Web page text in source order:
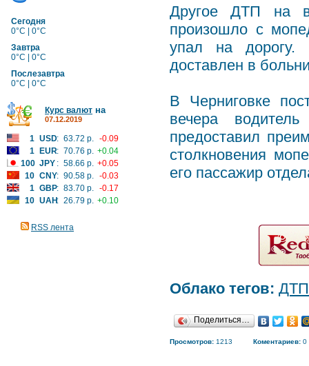
Сегодня
0°C | 0°C
Завтра
0°C | 0°C
Послезавтра
0°C | 0°C
Курс валют на
07.12.2019
1 USD: 63.72 р. -0.09
1
EUR: 70.76 р. +0.04
100 JPY : 58.66 р. +0.05
10 CNY: 90.58 р. -0.03
1 GBP: 83.70 р. -0.17
10 UAH: 26.79 р. +0.10
RSS лента
Другое ДТП на
произошло с
упал на дорогу.
доставлен в
В Черниговке
вечера
предоставил
столкновения
его пассажир
Облако тегов: ДТП
Поделиться…
Просмотров: 1213 Коментариев: 0